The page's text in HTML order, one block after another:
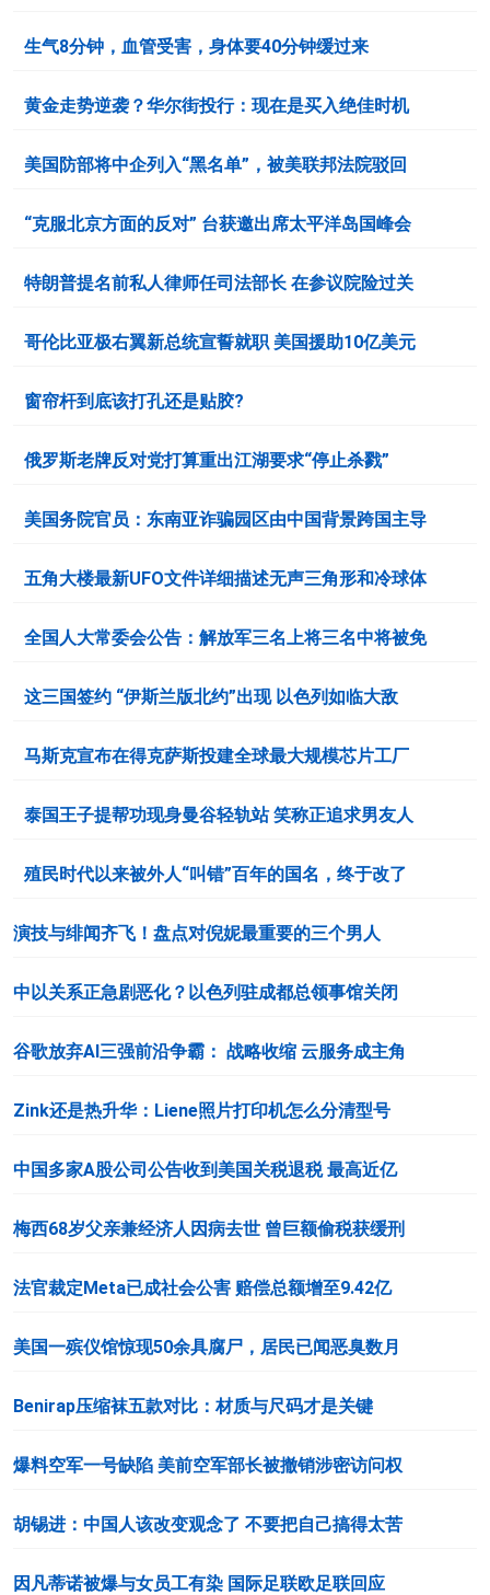
生气8分钟，血管受害，身体要40分钟缓过来
黄金走势逆袭？华尔街投行：现在是买入绝佳时机
美国防部将中企列入“黑名单”，被美联邦法院驳回
“克服北京方面的反对” 台获邀出席太平洋岛国峰会
特朗普提名前私人律师任司法部长 在参议院险过关
哥伦比亚极右翼新总统宣誓就职 美国援助10亿美元
窗帘杆到底该打孔还是贴胶?
俄罗斯老牌反对党打算重出江湖要求“停止杀戮”
美国务院官员：东南亚诈骗园区由中国背景跨国主导
五角大楼最新UFO文件详细描述无声三角形和冷球体
全国人大常委会公告：解放军三名上将三名中将被免
这三国签约 “伊斯兰版北约”出现 以色列如临大敌
马斯克宣布在得克萨斯投建全球最大规模芯片工厂
泰国王子提帮功现身曼谷轻轨站 笑称正追求男友人
殖民时代以来被外人“叫错”百年的国名，终于改了
演技与绯闻齐飞！盘点对倪妮最重要的三个男人
中以关系正急剧恶化？以色列驻成都总领事馆关闭
谷歌放弃AI三强前沿争霸： 战略收缩 云服务成主角
Zink还是热升华：Liene照片打印机怎么分清型号
中国多家A股公司公告收到美国关税退税 最高近亿
梅西68岁父亲兼经济人因病去世 曾巨额偷税获缓刑
法官裁定Meta已成社会公害 赔偿总额增至9.42亿
美国一殡仪馆惊现50余具腐尸，居民已闻恶臭数月
Benirap压缩袜五款对比：材质与尺码才是关键
爆料空军一号缺陷 美前空军部长被撤销涉密访问权
胡锡进：中国人该改变观念了 不要把自己搞得太苦
因凡蒂诺被爆与女员工有染 国际足联欧足联回应